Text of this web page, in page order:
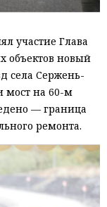
участие Глава
объектов новый
села Сержень-
мост на 60-м
— граница
ремонта.